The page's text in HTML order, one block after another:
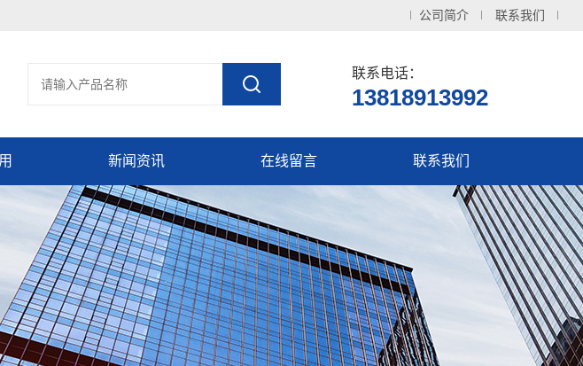
公司简介 联系我们
联系电话：
13818913992
新闻资讯 在线留言 联系我们